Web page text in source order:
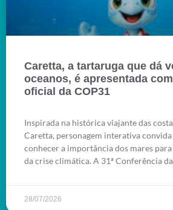
Caretta, a tartaruga que dá
oceanos, é apresentada
oficial da COP31
Inspirada na histórica viajante das
Caretta, personagem interativa
conhecer a importância dos mares
da crise climática. A 31ª Conferência
28/07/2026